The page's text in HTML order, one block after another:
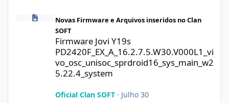
Novas Firmware e Arquivos inseridos no Clan
SOFT
Firmware Jovi Y19s
PD2420F_EX_A_16.2.7.5.W30.V000L1_vi
vo_osc_unisoc_sprdroid16_sys_main_w2
5.22.4_system
Oficial Clan SOFT· Julho 30